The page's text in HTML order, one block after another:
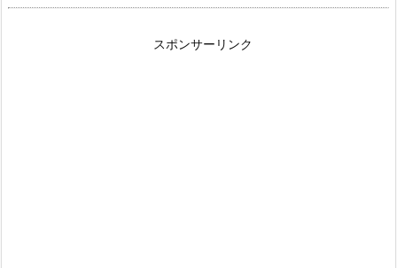
スポンサーリンク